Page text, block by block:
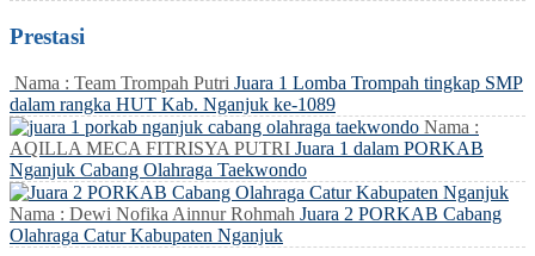
Prestasi
Nama : Team Trompah Putri Juara 1 Lomba Trompah tingkap SMP
dalam rangka HUT Kab. Nganjuk ke-1089
Nama :
AQILLA MECA FITRISYA PUTRI Juara 1 dalam PORKAB
Nganjuk Cabang Olahraga Taekwondo
Nama : Dewi Nofika Ainnur Rohmah Juara 2 PORKAB Cabang
Olahraga Catur Kabupaten Nganjuk